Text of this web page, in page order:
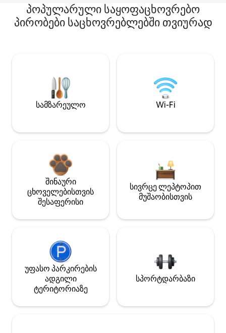
პოპულარული საყოფაცხოვრებო
პირობები საცხოვრებლებში თვიურად
სამზარეულო Wi-Fi
შინაური
ცხოველებისთვის
შესაფერისი
სივრცე ლეპტოპით
მუშაობისთვის
უფასო პარკირების
ადგილი
ტერიტორიაზე
სპორტდარბაზი